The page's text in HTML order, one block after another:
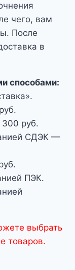
чего, вам
После
в
способами:
руб.
СДЭК —
ПЭК.
выбрать
товаров.